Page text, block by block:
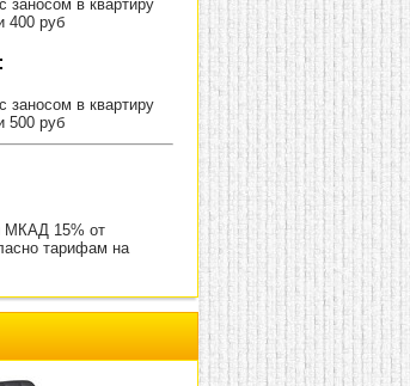
в квартиру
400 руб
в квартиру
500 руб
МКАД 15% от
тарифам на